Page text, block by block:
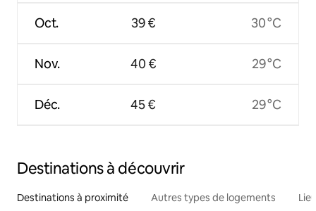
Oct.
Nov.
Déc.
39 €
40 €
45 €
30 °C
29 °C
29 °C
Destinations à découvrir
Destinations à proximité Autres types de logements